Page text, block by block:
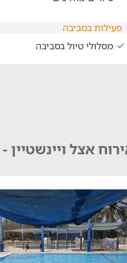
פעילות בסביבה
מסלולי טיול בסביבה
אצל